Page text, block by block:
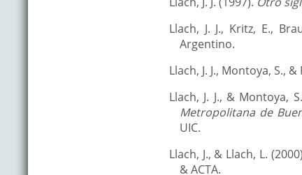
Llach, J. J., Kritz, E.,
Argentino.
Llach, J. J., Montoya, S.,
Llach, J. J., & Montoya,
Metropolitana de
UIC.
Llach, J., & Llach, L.
& ACTA.